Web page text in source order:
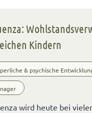
Kindern
& psychische
wird heute bei